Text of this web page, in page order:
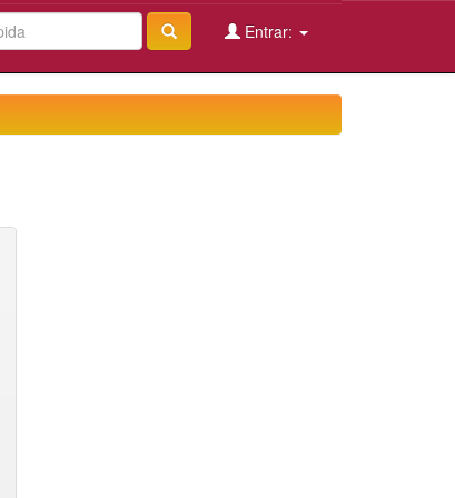
Entrar: